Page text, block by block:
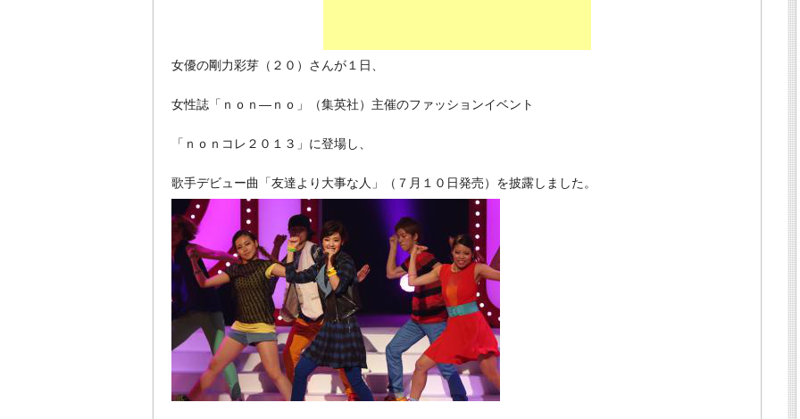
女優の剛力彩芽（２０）さんが１日、
女性誌「ｎｏｎ―ｎｏ」（集英社）主催のファッションイベント
「ｎｏｎコレ２０１３」に登場し、
歌手デビュー曲「友達より大事な人」（７月１０日発売）を披露しました。